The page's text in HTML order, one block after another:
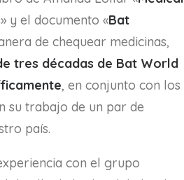
» y el documento «Bat
de chequear medicinas,
tres décadas de Bat World
, en conjunto con los
su trabajo de un par de
país.
con el grupo